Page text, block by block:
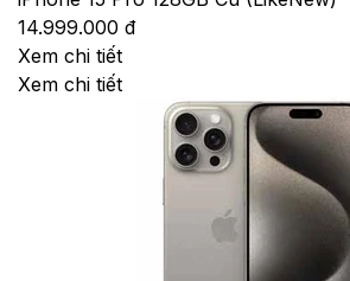
14.999.000 đ
Xem chi tiết
Xem chi tiết